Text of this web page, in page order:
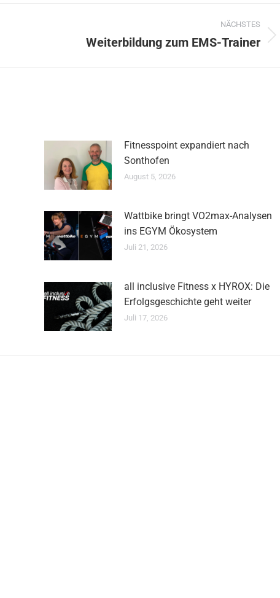
NÄCHSTES
Weiterbildung zum EMS-Trainer
Fitnesspoint expandiert nach
Sonthofen
August 5, 2026
Wattbike bringt VO2max-Analysen
ins EGYM Ökosystem
Juli 21, 2026
all inclusive Fitness x HYROX: Die
Erfolgsgeschichte geht weiter
Juli 17, 2026